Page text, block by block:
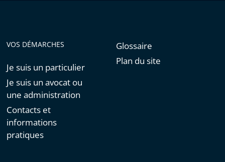
VOS DÉMARCHES
Je suis un particulier
Je suis un avocat ou
une administration
Contacts et
informations
pratiques
Glossaire
Plan du site